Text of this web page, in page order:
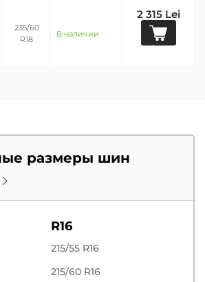
235/60
R18
В наличии
2 315 Lei
размеры шин
R16
215/55 R16
215/60 R16